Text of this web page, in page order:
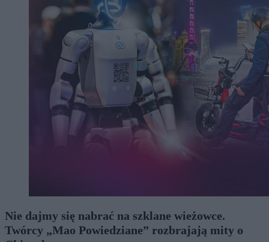
Nie dajmy się nabrać na szklane wieżowce.
Twórcy „Mao Powiedziane” rozbrajają mity o